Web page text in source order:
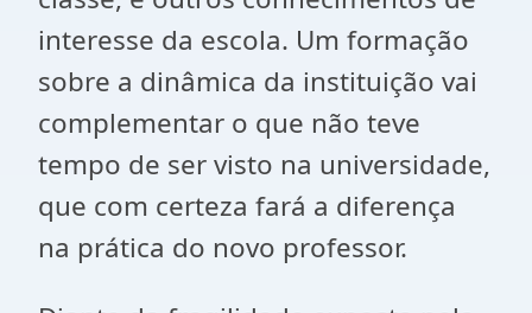
interesse da escola. Um formação
sobre a dinâmica da instituição vai
complementar o que não teve
tempo de ser visto na universidade,
que com certeza fará a diferença
na prática do novo professor.